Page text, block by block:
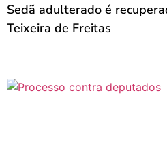
Sedã adulterado é
Teixeira de Freitas